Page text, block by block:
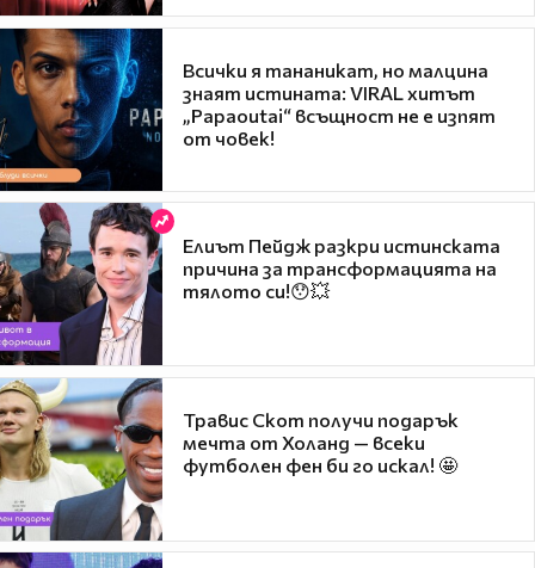
Всички я тананикат, но малцина
знаят истината: VIRAL хитът
„Papaoutai“ всъщност не е изпят
от човек!
Елиът Пейдж разкри истинската
причина за трансформацията на
тялото си!😯💥
Травис Скот получи подарък
мечта от Холанд — всеки
футболен фен би го искал! 🤩